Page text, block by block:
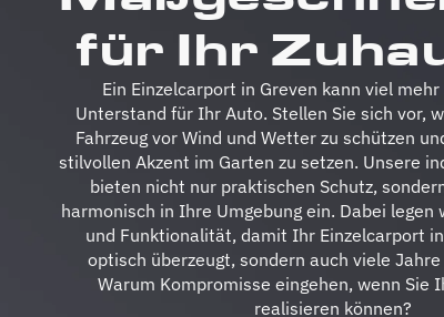
für Ihr
Ein Einzelcarport in Greven kann viel
Unterstand für Ihr Auto. Stellen Sie sich vor,
Fahrzeug vor Wind und Wetter zu schützen
stilvollen Akzent im Garten zu setzen. Unsere
bieten nicht nur praktischen Schutz,
harmonisch in Ihre Umgebung ein. Dabei
und Funktionalität, damit Ihr Einzelcarport
optisch überzeugt, sondern auch viele
Warum Kompromisse eingehen, wenn Sie
realisieren können?